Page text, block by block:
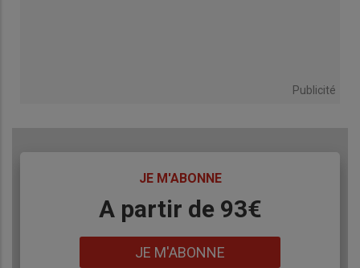
Publicité
JE M'ABONNE
A partir de 93€
JE M'ABONNE